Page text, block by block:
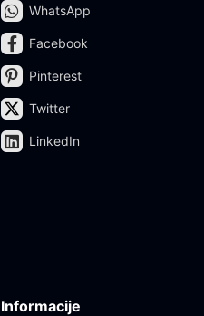
WhatsApp
Facebook
Pinterest
Twitter
LinkedIn
Informacije